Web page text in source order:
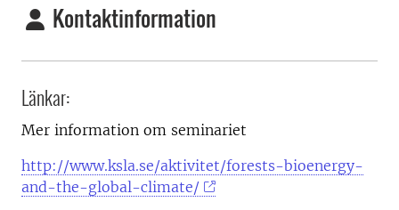
Kontaktinformation
Länkar:
Mer information om seminariet
http://www.ksla.se/aktivitet/forests-bioenergy-
and-the-global-climate/